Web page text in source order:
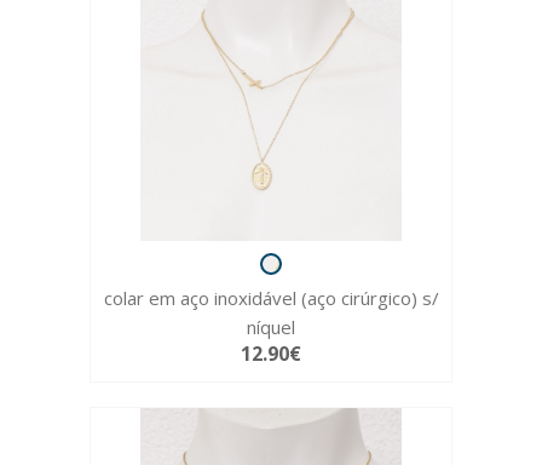
colar em aço inoxidável (aço cirúrgico) s/
níquel
12.90€